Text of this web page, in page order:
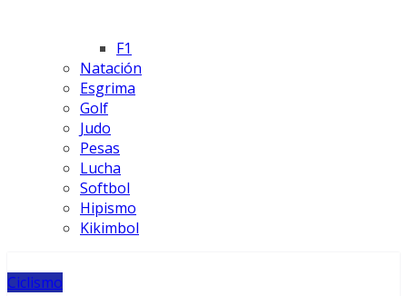
F1
Natación
Esgrima
Golf
Judo
Pesas
Lucha
Softbol
Hipismo
Kikimbol
Ciclismo